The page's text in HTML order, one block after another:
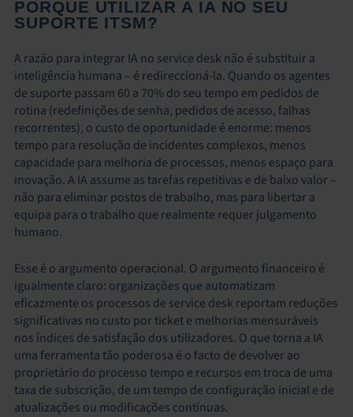
PORQUÊ UTILIZAR A IA NO SEU
SUPORTE ITSM?
A razão para integrar IA no service desk não é substituir a
inteligência humana – é redireccioná-la. Quando os agentes
de suporte passam 60 a 70% do seu tempo em pedidos de
rotina (redefinições de senha, pedidos de acesso, falhas
recorrentes), o custo de oportunidade é enorme: menos
tempo para resolução de incidentes complexos, menos
capacidade para melhoria de processos, menos espaço para
inovação. A IA assume as tarefas repetitivas e de baixo valor –
não para eliminar postos de trabalho, mas para libertar a
equipa para o trabalho que realmente requer julgamento
humano.
Esse é o argumento operacional. O argumento financeiro é
igualmente claro: organizações que automatizam
eficazmente os processos de service desk reportam reduções
significativas no custo por ticket e melhorias mensuráveis
nos índices de satisfação dos utilizadores. O que torna a IA
uma ferramenta tão poderosa é o facto de devolver ao
proprietário do processo tempo e recursos em troca de uma
taxa de subscrição, de um tempo de configuração inicial e de
atualizações ou modificações contínuas.